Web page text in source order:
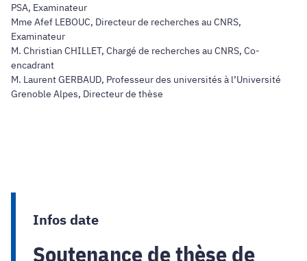
PSA, Examinateur
Mme Afef LEBOUC, Directeur de recherches au CNRS,
Examinateur
M. Christian CHILLET, Chargé de recherches au CNRS, Co-
encadrant
M. Laurent GERBAUD, Professeur des universités à l’Université
Grenoble Alpes, Directeur de thèse
Infos date
Soutenance de thèse de